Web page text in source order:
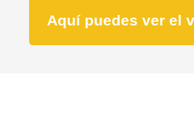
Aquí puedes ver el